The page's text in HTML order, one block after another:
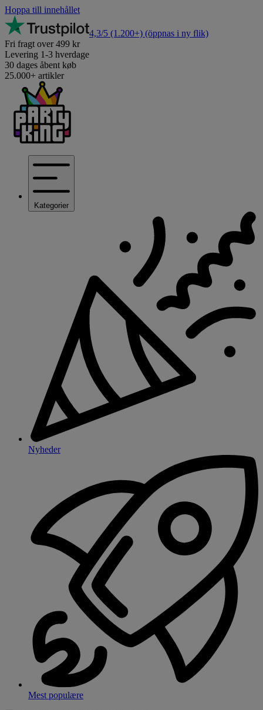
Hoppa till innehållet
4,3/5 (1.200+) (öppnas i ny flik)
Fri fragt over 499 kr
Levering 1-3 hverdage
30 dages åbent køb
25.000+ artikler
Kategorier
Nyheder
Mest populære